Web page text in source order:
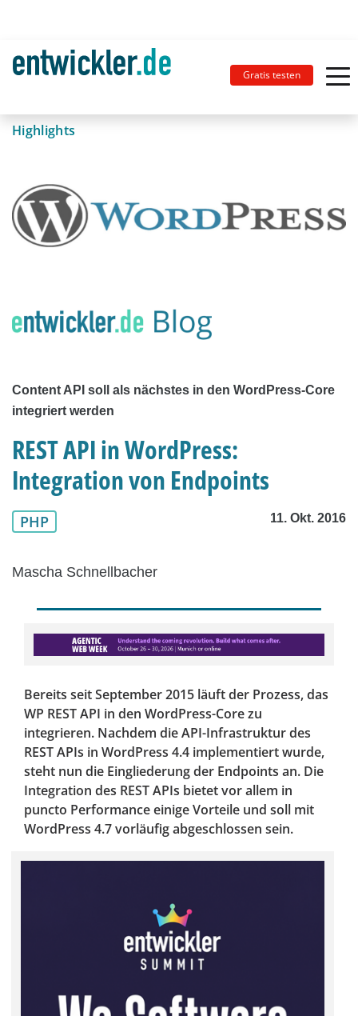
Gratis testen
Highlights
Content API soll als nächstes in den WordPress-Core
integriert werden
REST API in WordPress:
Integration von Endpoints
PHP 11. Okt. 2016
Mascha Schnellbacher
Bereits seit September 2015 läuft der Prozess, das
WP REST API in den WordPress-Core zu
integrieren. Nachdem die API-Infrastruktur des
REST APIs in WordPress 4.4 implementiert wurde,
steht nun die Eingliederung der Endpoints an. Die
Integration des REST APIs bietet vor allem in
puncto Performance einige Vorteile und soll mit
WordPress 4.7 vorläufig abgeschlossen sein.